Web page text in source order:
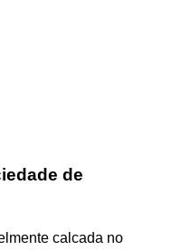
de
calcada no